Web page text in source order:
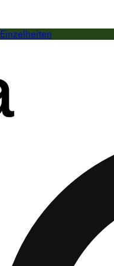
Einzelheiten